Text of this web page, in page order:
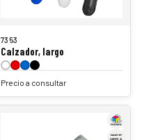
7353
Calzador, largo
Precio a consultar